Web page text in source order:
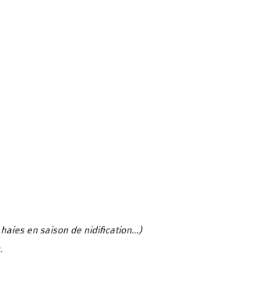
en saison de nidification…)